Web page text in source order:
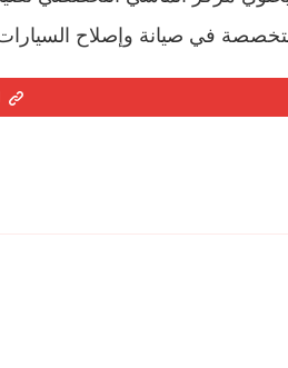
في صيانة وإصلاح